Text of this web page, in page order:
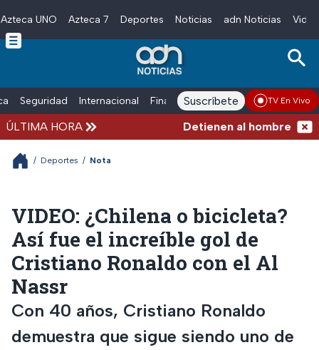
Skip to main content
Azteca UNO Azteca 7 Deportes Noticias adn Noticias
Seguridad Internacional Finanzas adn Noticias Radio
Suscríbete TV En Vivo
ÚLTIMA HORA Detienen al hombre que
/ Deportes / Nota
VIDEO: ¿Chilena o bicicleta?
Así fue el increíble gol de
Cristiano Ronaldo con el Al
Nassr
Con 40 años, Cristiano Ronaldo
demuestra que sigue siendo uno de